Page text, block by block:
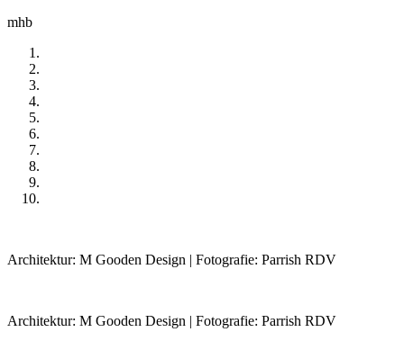
mhb
Architektur: M Gooden Design | Fotografie: Parrish RDV
Architektur: M Gooden Design | Fotografie: Parrish RDV